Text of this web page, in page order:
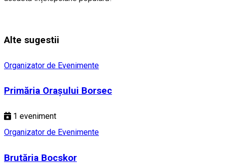
Alte sugestii
Organizator de Evenimente
Primăria Orașului Borsec
1 eveniment
Organizator de Evenimente
Brutăria Bocskor